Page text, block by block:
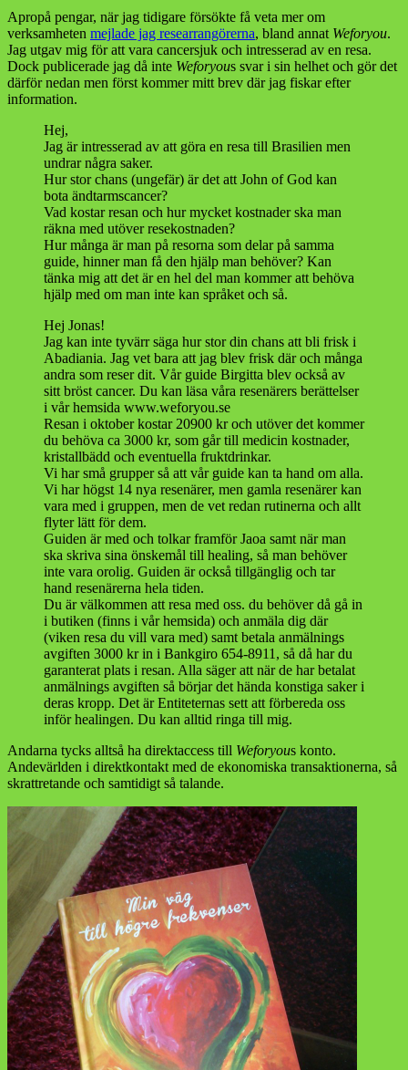
Apropå pengar, när jag tidigare försökte få veta mer om
verksamheten mejlade jag researrangörerna, bland annat Weforyou.
Jag utgav mig för att vara cancersjuk och intresserad av en resa.
Dock publicerade jag då inte Weforyous svar i sin helhet och gör det
därför nedan men först kommer mitt brev där jag fiskar efter
information.
Hej,
Jag är intresserad av att göra en resa till Brasilien men
undrar några saker.
Hur stor chans (ungefär) är det att John of God kan
bota ändtarmscancer?
Vad kostar resan och hur mycket kostnader ska man
räkna med utöver resekostnaden?
Hur många är man på resorna som delar på samma
guide, hinner man få den hjälp man behöver? Kan
tänka mig att det är en hel del man kommer att behöva
hjälp med om man inte kan språket och så.
Hej Jonas!
Jag kan inte tyvärr säga hur stor din chans att bli frisk i
Abadiania. Jag vet bara att jag blev frisk där och många
andra som reser dit. Vår guide Birgitta blev också av
sitt bröst cancer. Du kan läsa våra resenärers berättelser
i vår hemsida www.weforyou.se
Resan i oktober kostar 20900 kr och utöver det kommer
du behöva ca 3000 kr, som går till medicin kostnader,
kristallbädd och eventuella fruktdrinkar.
Vi har små grupper så att vår guide kan ta hand om alla.
Vi har högst 14 nya resenärer, men gamla resenärer kan
vara med i gruppen, men de vet redan rutinerna och allt
flyter lätt för dem.
Guiden är med och tolkar framför Jaoa samt när man
ska skriva sina önskemål till healing, så man behöver
inte vara orolig. Guiden är också tillgänglig och tar
hand resenärerna hela tiden.
Du är välkommen att resa med oss. du behöver då gå in
i butiken (finns i vår hemsida) och anmäla dig där
(viken resa du vill vara med) samt betala anmälnings
avgiften 3000 kr in i Bankgiro 654-8911, så då har du
garanterat plats i resan. Alla säger att när de har betalat
anmälnings avgiften så börjar det hända konstiga saker i
deras kropp. Det är Entiteternas sett att förbereda oss
inför healingen. Du kan alltid ringa till mig.
Andarna tycks alltså ha direktaccess till Weforyous konto.
Andevärlden i direktkontakt med de ekonomiska transaktionerna, så
skrattretande och samtidigt så talande.